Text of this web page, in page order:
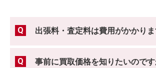
出張料・査定料は費用がかかりま
事前に買取価格を知りたいのです